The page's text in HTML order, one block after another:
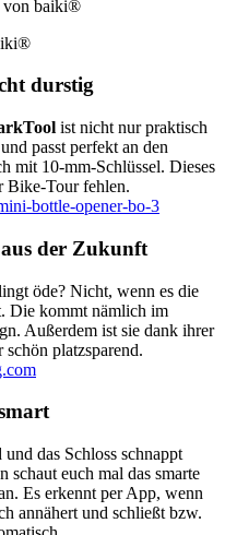
durstig
ist nicht nur praktisch
passt perfekt an den
mit 10-mm-Schlüssel. Dieses
Bike-Tour fehlen.
bottle-opener-bo-3
der Zukunft
öde? Nicht, wenn es die
Die kommt nämlich im
Außerdem ist sie dank ihrer
platzsparend.
das Schloss schnappt
schaut euch mal das smarte
Es erkennt per App, wenn
annähert und schließt bzw.